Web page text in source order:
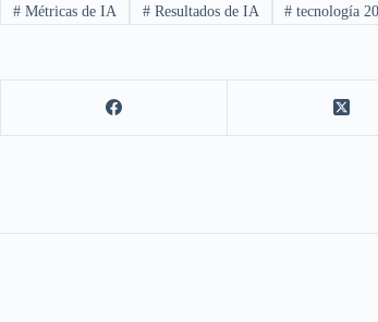
#Métricas de IA #Resultados de IA # tecnología